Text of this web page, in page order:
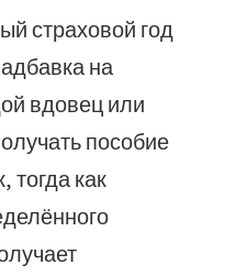
страховой год
на
вдовец или
пособие
тогда как